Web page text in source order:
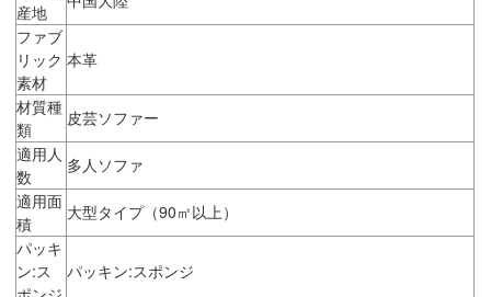
産地
ファブ
リック
素材
本革
材質種
類
皮芸ソファー
適用人
数
多人ソファ
適用面
積
大型タイプ（90㎡以上）
パッキ
ン:ス
パッキン:スポンジ